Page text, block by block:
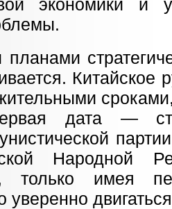
экономики и
Китайское
дата —
Народной
только имея
уверенно